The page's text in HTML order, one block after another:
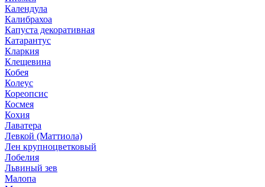
Календула
Калибрахоа
Капуста декоративная
Катарантус
Кларкия
Клещевина
Кобея
Колеус
Кореопсис
Космея
Кохия
Лаватера
Левкой (Маттиола)
Лен крупноцветковый
Лобелия
Львиный зев
Малопа